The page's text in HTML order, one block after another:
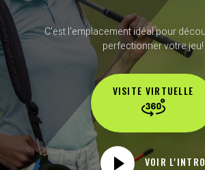
C’est l'emplacement idéal pour
perfectionner votre jeu!
VISITE VIRTUELLE
VOIR L'INTRO